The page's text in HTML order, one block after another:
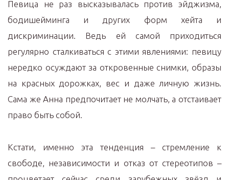
Певица не раз высказывалась против эйджизма,
бодишейминга и других форм хейта и
дискриминации. Ведь ей самой приходиться
регулярно сталкиваться с этими явлениями: певицу
нередко осуждают за откровенные снимки, образы
на красных дорожках, вес и даже личную жизнь.
Сама же Анна предпочитает не молчать, а отстаивает
право быть собой.
Кстати, именно эта тенденция – стремление к
свободе, независимости и отказ от стереотипов –